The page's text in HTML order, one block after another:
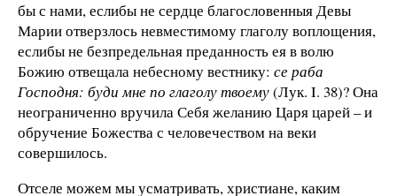
бы с нами, еслибы не сердце благословенныя Девы
Марии отверзлось невместимому глаголу воплощения,
еслибы не безпредельная преданность ея в волю
Божию отвещала небесному вестнику: се раба
Господня: буди мне по глаголу твоему(Лук. I. 38)? Она
неограниченно вручила Себя желанию Царя царей – и
обручение Божества с человечеством на веки
совершилось.
Отселе можем мы усматривать, христиане, каким